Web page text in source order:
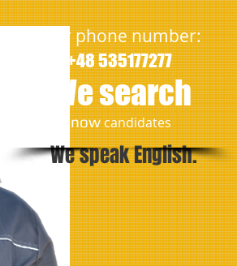
We speak English.
Our phone number:
+48 535177277
We search
​nowcandidates